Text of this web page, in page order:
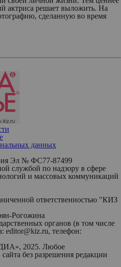
актриса решает выложить. На
сделанную во время
данных
Эл № ФС77-87499
службой по надзору в сфере
и массовых коммуникаций
ответственностью "КИЗ
Рогожина
органов (в том числе
editor@kiz.ru, телефон:
2025. Любое
без разрешения редакции